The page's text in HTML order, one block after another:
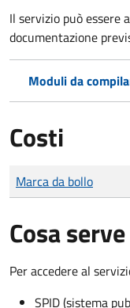
Il servizio può
documentazione
Moduli da
Costi
Tipo di pagamento
Importo
Marca da bollo
Cosa serve
Per accedere al
SPID (sistema